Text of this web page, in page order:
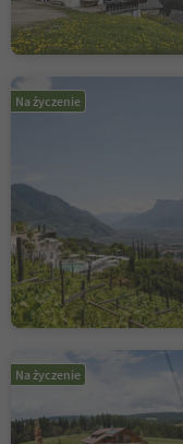
Na życzenie
Na życzenie